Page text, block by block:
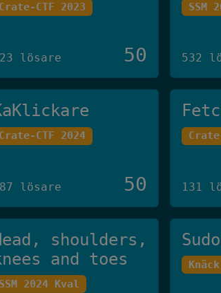
Crate-CTF 2023
lösare 50
SSM
532
Crate-CTF 2024
lösare 50 131
shoulders,
and toes
SSM 2024 Kval